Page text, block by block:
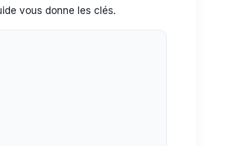
vous donne les clés.